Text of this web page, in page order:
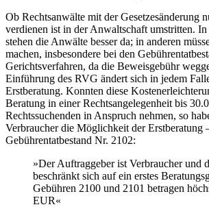
Ob Rechtsanwälte mit der Gesetzesänderung
verdienen ist in der Anwaltschaft umstritten.
stehen die Anwälte besser da; in anderen
machen, insbesondere bei den
Gerichtsverfahren, da die Beweisgebühr
Einführung des RVG ändert sich in jedem
Erstberatung. Konnten diese
Beratung in einer Rechtsangelegenheit bis
Rechtssuchenden in Anspruch nehmen, so
Verbraucher die Möglichkeit der Erstberatung
Gebührentatbestand Nr. 2102:
»Der Auftraggeber ist Verbraucher und
beschränkt sich auf ein erstes
Gebühren 2100 und 2101 betragen
EUR«